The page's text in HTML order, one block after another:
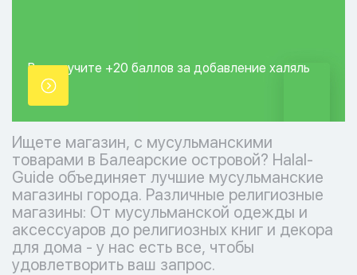
Вы получите +20 баллов за добавление халяль
точки.
Ищете магазин, с мусульманскими
товарами в Балеарские островой? Halal-
Guide объединяет лучшие мусульманские
магазины города. Различные религиозные
магазины: От мусульманской одежды и
аксессуаров до религиозных книг и декора
для дома - у нас есть все, чтобы
удовлетворить ваш запрос.